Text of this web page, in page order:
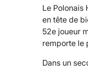
Le Polonais
en tête de
52e joueur
remporte le
Dans un